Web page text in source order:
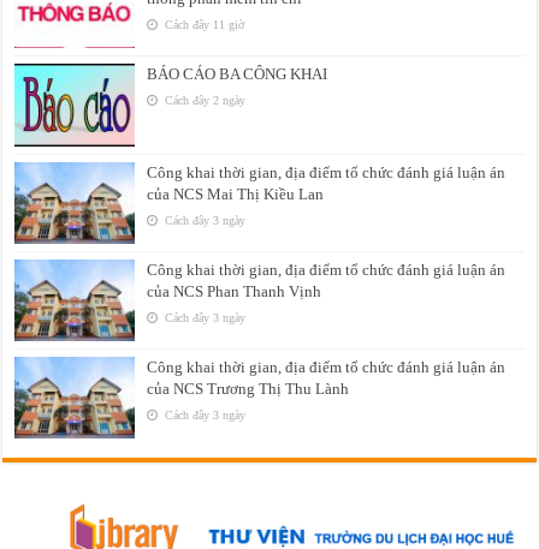
Cách đây 11 giờ
BÁO CÁO BA CÔNG KHAI
Cách đây 2 ngày
Công khai thời gian, địa điểm tổ chức đánh giá luận án
của NCS Mai Thị Kiều Lan
Cách đây 3 ngày
Công khai thời gian, địa điểm tổ chức đánh giá luận án
của NCS Phan Thanh Vịnh
Cách đây 3 ngày
Công khai thời gian, địa điểm tổ chức đánh giá luận án
của NCS Trương Thị Thu Lành
Cách đây 3 ngày